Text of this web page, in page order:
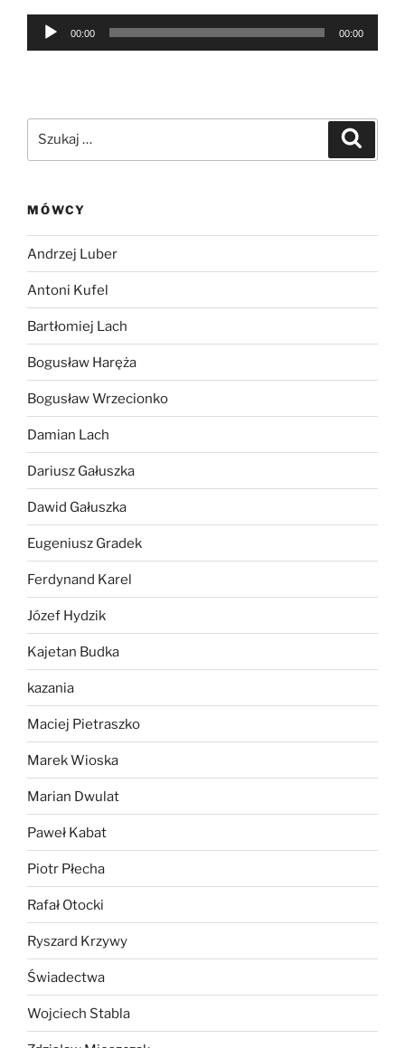
Odtwarzacz
00:00 00:00
MÓWCY
Andrzej Luber
Antoni Kufel
Bartłomiej Lach
Bogusław Haręża
Bogusław Wrzecionko
Damian Lach
Dariusz Gałuszka
Dawid Gałuszka
Eugeniusz Gradek
Ferdynand Karel
Józef Hydzik
Kajetan Budka
kazania
Maciej Pietraszko
Marek Wioska
Marian Dwulat
Paweł Kabat
Piotr Płecha
Rafał Otocki
Ryszard Krzywy
Świadectwa
Wojciech Stabla